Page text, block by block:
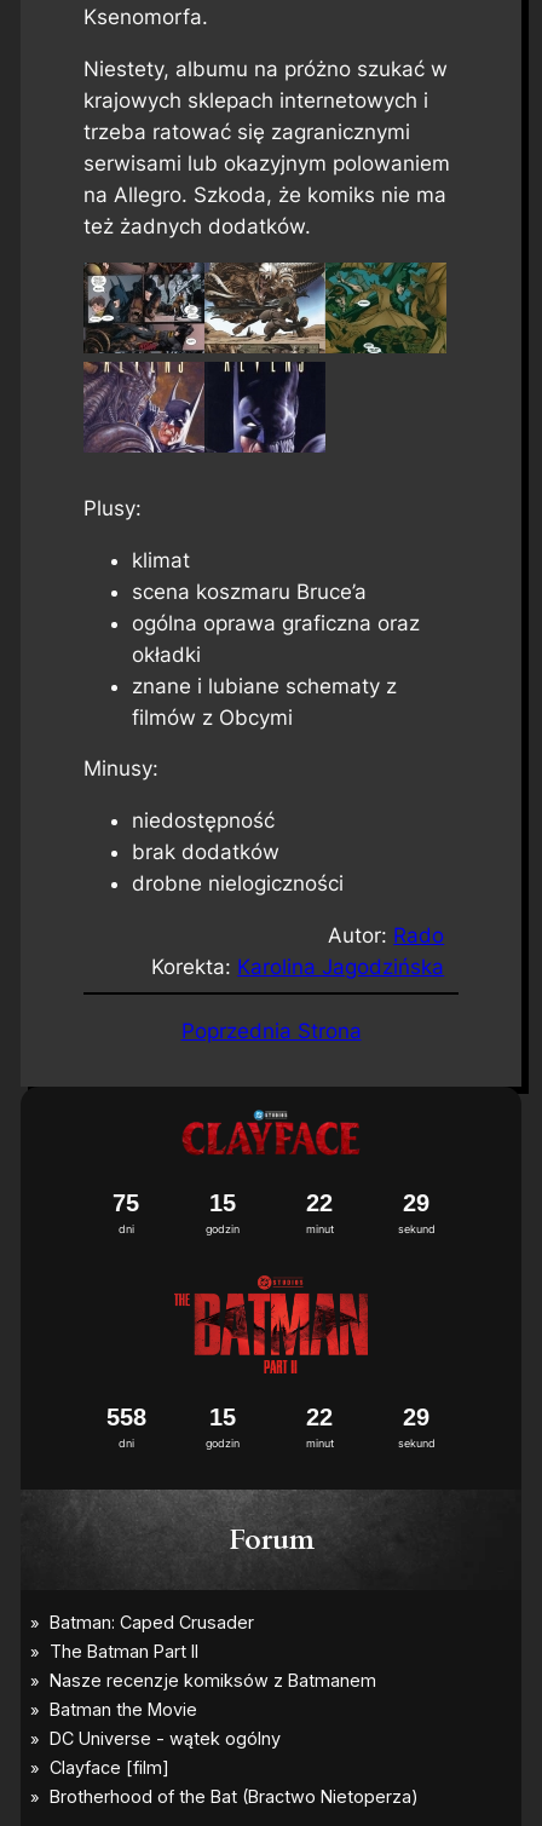
Ksenomorfa.
Niestety, albumu na próżno szukać w
krajowych sklepach internetowych i
trzeba ratować się zagranicznymi
serwisami lub okazyjnym polowaniem
na Allegro. Szkoda, że komiks nie ma
też żadnych dodatków.
Plusy:
klimat
scena koszmaru Bruce’a
ogólna oprawa graficzna oraz
okładki
znane i lubiane schematy z
filmów z Obcymi
Minusy:
niedostępność
brak dodatków
drobne nielogiczności
Autor: Rado
Korekta: Karolina Jagodzińska
Poprzednia Strona
dni
75
godzin
15
minut
22
sekund
28
9
dni
558
godzin
15
minut
22
sekund
28
9
Forum